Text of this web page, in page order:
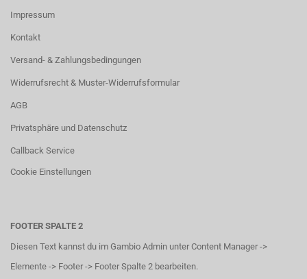
Impressum
Kontakt
Versand- & Zahlungsbedingungen
Widerrufsrecht & Muster-Widerrufsformular
AGB
Privatsphäre und Datenschutz
Callback Service
Cookie Einstellungen
FOOTER SPALTE 2
Diesen Text kannst du im Gambio Admin unter Content Manager ->
Elemente -> Footer -> Footer Spalte 2 bearbeiten.